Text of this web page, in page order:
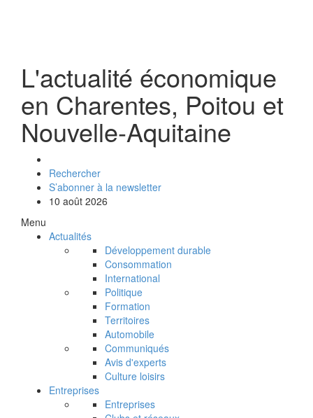
L'actualité économique
en Charentes, Poitou et
Nouvelle-Aquitaine
Rechercher
S’abonner à la newsletter
10 août 2026
Menu
Actualités
Développement durable
Consommation
International
Politique
Formation
Territoires
Automobile
Communiqués
Avis d'experts
Culture loisirs
Entreprises
Entreprises